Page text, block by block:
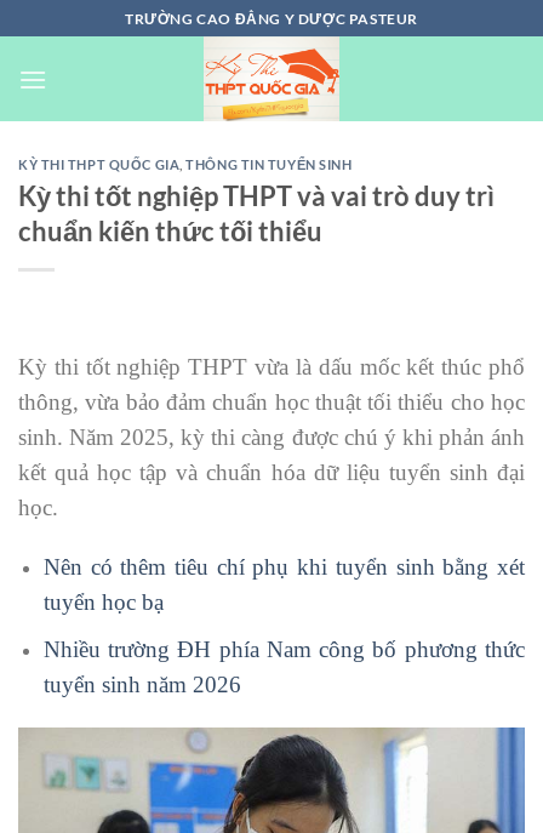
đến
nội
TRƯỜNG CAO ĐẲNG Y DƯỢC PASTEUR
KỲ THI THPT QUỐC GIA ,THÔNG TIN TUYỂN SINH
Kỳ thi tốt nghiệp THPT và vai trò duy trì
chuẩn kiến thức tối thiểu
Kỳ thi tốt nghiệp THPT vừa là dấu mốc kết thúc phổ
thông, vừa bảo đảm chuẩn học thuật tối thiểu cho học
sinh. Năm 2025, kỳ thi càng được chú ý khi phản ánh
kết quả học tập và chuẩn hóa dữ liệu tuyển sinh đại
học.
Nên có thêm tiêu chí phụ khi tuyển sinh bằng xét
tuyển học bạ
Nhiều trường ĐH phía Nam công bố phương thức
tuyển sinh năm 2026